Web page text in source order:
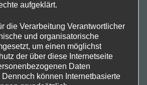
Kunstdruck Reh
In den Warenkorb
aufgeklärt.
die Verarbeitung Verantwortlicher
und organisatorische
um einen möglichst
der über diese Internetseite
Daten
können Internetbasierte